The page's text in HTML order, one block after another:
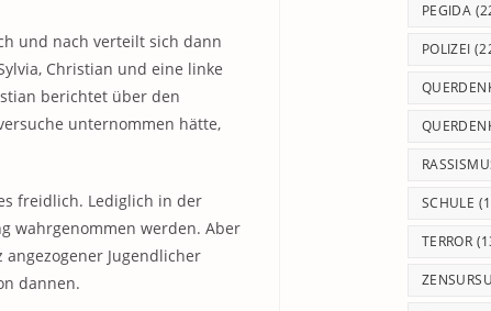
und nach verteilt sich dann
Christian und eine linke
berichtet über den
unternommen hätte,
freidlich. Lediglich in der
wahrgenommen werden. Aber
Jugendlicher
dannen.
PEGIDA
POLIZEI
SCHULE
TERROR